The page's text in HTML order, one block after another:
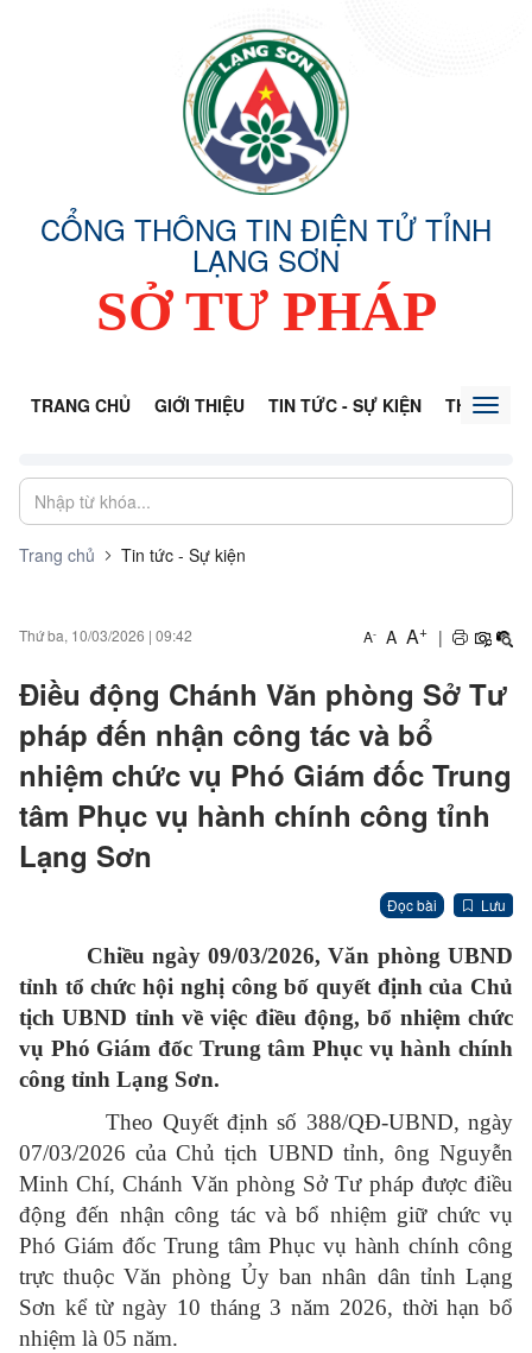
CỔNG THÔNG TIN ĐIỆN TỬ TỈNH
LẠNG SƠN
SỞ TƯ PHÁP
TRANG CHỦ GIỚI THIỆU TIN TỨC - SỰ KIỆN THÔNG
Trang chủ Tin tức - Sự kiện
Thứ ba, 10/03/2026 | 09:42 A- A A+ |
Điều động Chánh Văn phòng Sở Tư
pháp đến nhận công tác và bổ
nhiệm chức vụ Phó Giám đốc Trung
tâm Phục vụ hành chính công tỉnh
Lạng Sơn
Đọc bài Lưu
Chiều ngày 09/03/2026, Văn phòng UBND
tỉnh tổ chức hội nghị công bố quyết định của Chủ
tịch UBND tỉnh về việc điều động, bổ nhiệm chức
vụ Phó Giám đốc Trung tâm Phục vụ hành chính
công tỉnh Lạng Sơn.
Theo Quyết định số 388/QĐ-UBND, ngày
07/03/2026 của Chủ tịch UBND tỉnh, ông Nguyễn
Minh Chí, Chánh Văn phòng Sở Tư pháp được điều
động đến nhận công tác và bổ nhiệm giữ chức vụ
Phó Giám đốc Trung tâm Phục vụ hành chính công
trực thuộc Văn phòng Ủy ban nhân dân tỉnh Lạng
Sơn kể từ ngày 10 tháng 3 năm 2026, thời hạn bổ
nhiệm là 05 năm.